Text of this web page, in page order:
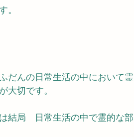
。
だんの日常生活の中において霊
大切です。
結局　日常生活の中で霊的な部